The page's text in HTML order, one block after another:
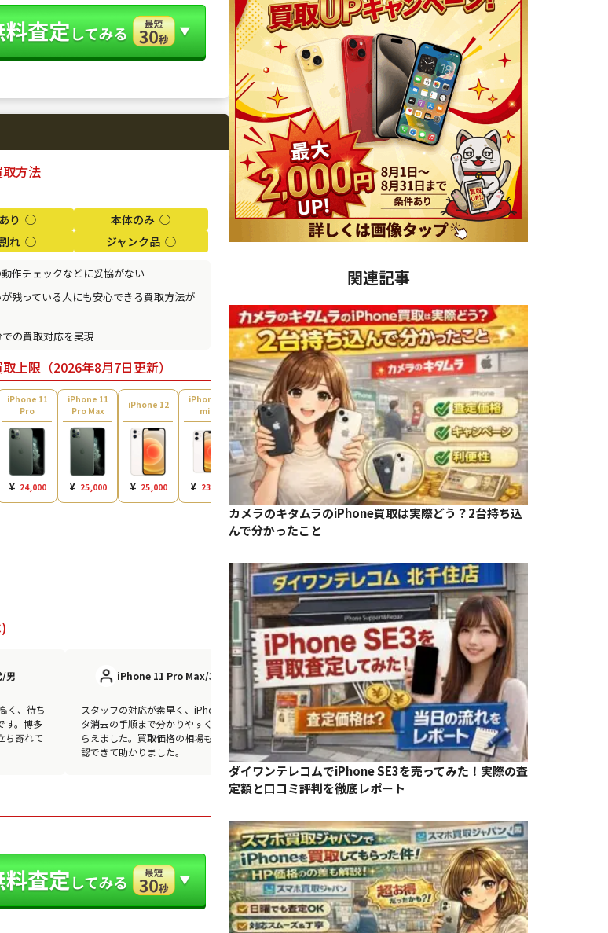
方法
り ◯
本体のみ ◯
れ ◯
ジャンク品 ◯
作チェックなどに妥協がない
残っている人にも安心できる買取方法が
の買取対応を実現
上限（2026年8月7日更新）
iPhone 11
Pro
¥ 24,000
iPhone 11
Pro Max
¥ 25,000
iPhone 12
¥ 25,000
iPhone 12
mini
¥ 23,000
iPhone 12
Pro
¥ 33,000
iPhone 12
Pro Max
¥ 45,000
iPhone 13
¥ 40,000
iPhone 13
mini
¥ 40,000
iPhone 13
Pro
¥ 55,000
男
く、待ち
す。博多
ち寄れて
iPhone 11 Pro Max/30代/女
スタッフの対応が素早く、iPhoneのデー
タ消去の手順まで分かりやすく教えても
らえました。買取価格の相場も事前に確
認できて助かりました。
関連記事
カメラのキタムラのiPhone買取は実際どう？2台持ち込
んで分かったこと
ダイワンテレコムでiPhone SE3を売ってみた！実際の査
定額と口コミ評判を徹底レポート